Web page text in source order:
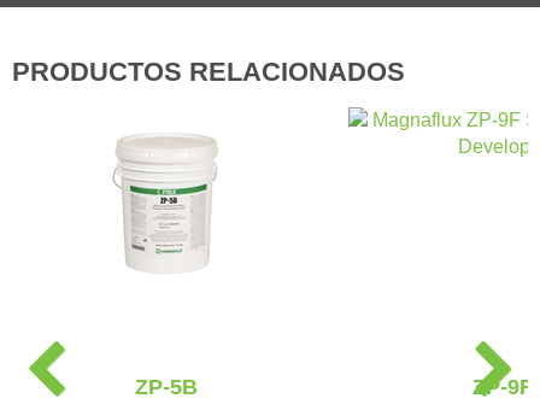
PRODUCTOS RELACIONADOS
ZP-5B ZP-9F
e